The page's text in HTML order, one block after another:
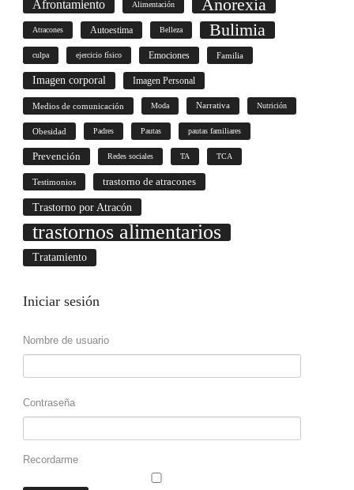
Afrontamiento Alimentación Anorexia
Atracones Autoestima Belleza Bulimia
culpa ejercicio físico Emociones Familia
Imagen corporal Imagen Personal
Medios de comunicación Moda Narrativa Nutrición
Obesidad Padres Pautas pautas familiares
Prevención Redes sociales TA TCA
Testimonios trastorno de atracones
Trastorno por Atracón
trastornos alimentarios
Tratamiento
Iniciar sesión
Nombre de usuario
Contraseña
Recordarme